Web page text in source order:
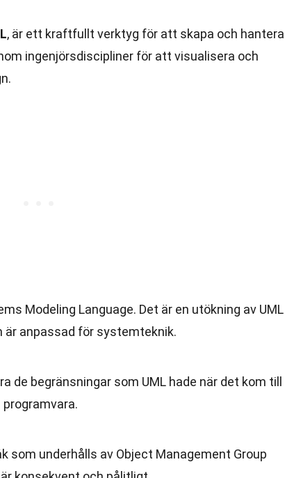
, är ett kraftfullt verktyg för att skapa och hantera
ingenjörsdiscipliner för att visualisera och
Modeling Language. Det är en utökning av UML
är anpassad för systemteknik.
de begränsningar som UML hade när det kom till
som underhålls av Object Management Group